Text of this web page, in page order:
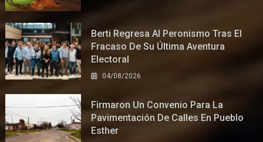
Berti Regresa Al Peronismo Tras El
Fracaso De Su Última Aventura
Electoral
04/08/2026
Firmaron Un Convenio Para La
Pavimentación De Calles En Pueblo
Esther